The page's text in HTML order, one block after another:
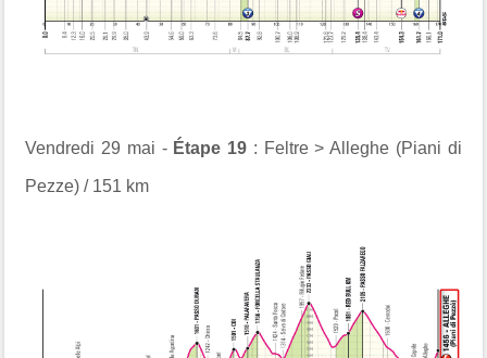
Vendredi 29 mai -Étape 19 : Feltre > Alleghe (Piani di
Pezze) / 151 km